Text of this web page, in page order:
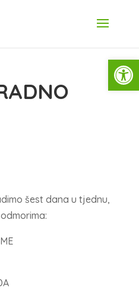
šest dana u tjednu,